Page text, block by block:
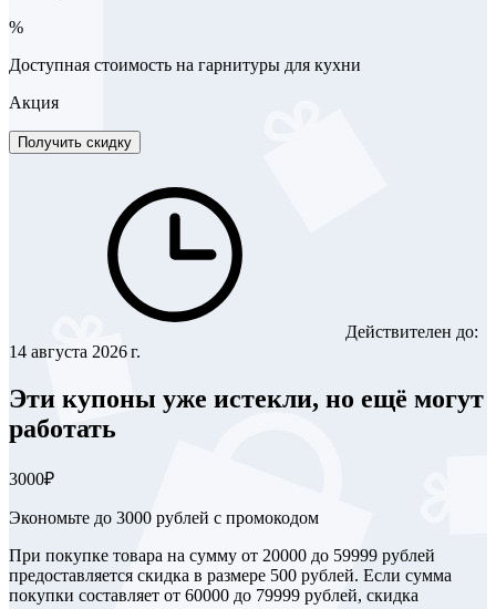
%
Доступная стоимость на гарнитуры для кухни
Акция
Получить скидку
Действителен до:
14 августа 2026 г.
Эти купоны уже истекли, но ещё могут
работать
3000₽
Экономьте до 3000 рублей с промокодом
При покупке товара на сумму от 20000 до 59999 рублей
предоставляется скидка в размере 500 рублей. Если сумма
покупки составляет от 60000 до 79999 рублей, скидка